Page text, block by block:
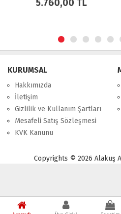
4.050,00 TL
KURUMSAL
Hakkımızda
İletişim
Gizlilik ve Kullanım Şartları
Mesafeli Satış Sözleşmesi
KVK Kanunu
Copyrights © 2026 Alakuş
Powered by